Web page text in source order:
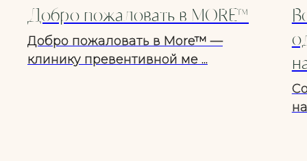
Добро пожаловать в MORE™
Добро пожаловать в More™ —
клинику превентивной ме ...